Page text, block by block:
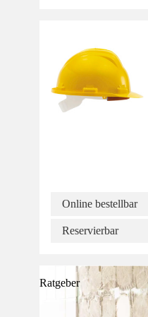
Online bestellbar
Reservierbar
Ratgeber